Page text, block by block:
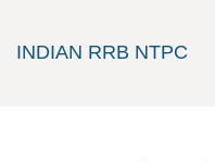
INDIAN RRB NTPC